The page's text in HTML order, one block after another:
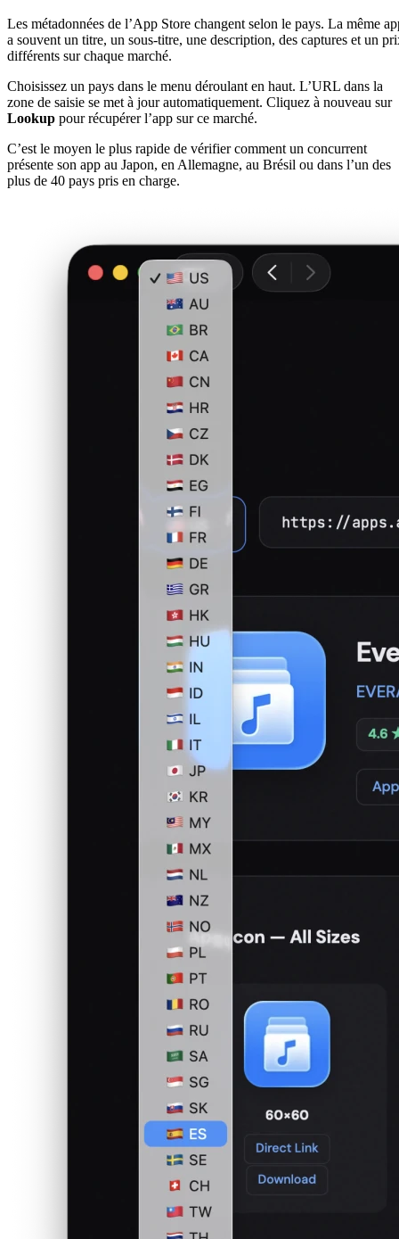
Les métadonnées de l’App Store changent selon le pays. La même
a souvent un titre, un sous-titre, une description, des captures et un
différents sur chaque marché.
Choisissez un pays dans le menu déroulant en haut. L’URL dans la
zone de saisie se met à jour automatiquement. Cliquez à nouveau sur
Lookup pour récupérer l’app sur ce marché.
C’est le moyen le plus rapide de vérifier comment un concurrent
présente son app au Japon, en Allemagne, au Brésil ou dans l’un des
plus de 40 pays pris en charge.